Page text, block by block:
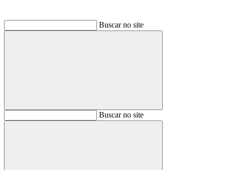
Buscar no site
BuscarBuscar no site